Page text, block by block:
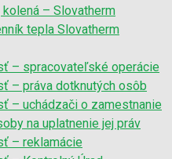
kolená – Slovatherm
tepla Slovatherm
– spracovateľské operácie
– práva dotknutých osôb
– uchádzači o zamestnanie
na uplatnenie jej práv
– reklamácie